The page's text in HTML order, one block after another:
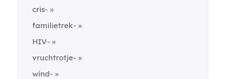
cris-
familietrek-
HIV-
vruchtrotje-
wind-